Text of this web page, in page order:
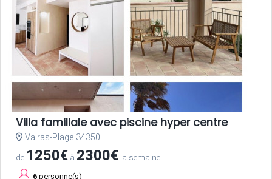
Villa familiale avec piscine hyper centre
Valras-Plage 34350
de 1250€ à 2300€ la semaine
6 personne(s)